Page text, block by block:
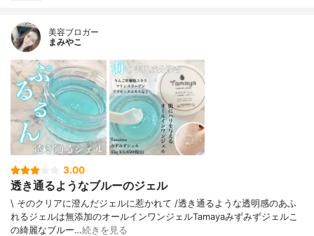
美容ブロガー
まみやこ
3.00
透き通るようなブルーのジェル
\ そのクリアに澄んだジェルに惹かれて /⁡透き通るような透明感のあふ
れるジェルは無添加のオールインワンジェル⁡⁡Tamayaみずみずジェル⁡⁡こ
の綺麗なブルー…続きを見る